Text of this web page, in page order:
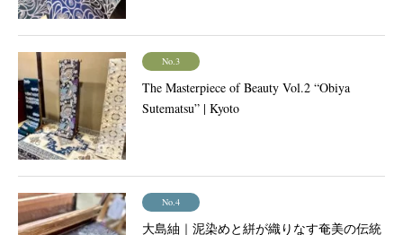
No.3
The Masterpiece of Beauty Vol.2 “Obiya
Sutematsu” | Kyoto
No.4
大島紬｜泥染めと絣が織りなす奄美の伝統